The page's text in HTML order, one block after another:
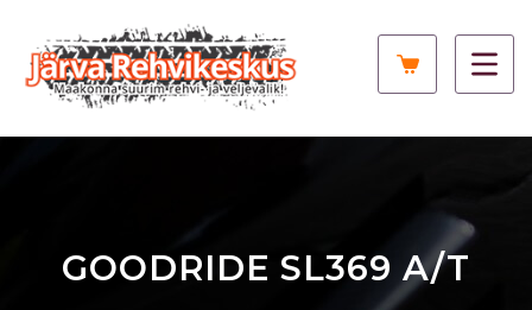
GOODRIDE SL369 A/T